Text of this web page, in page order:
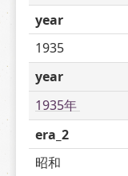
year
1935
year
1935年
era_2
昭和